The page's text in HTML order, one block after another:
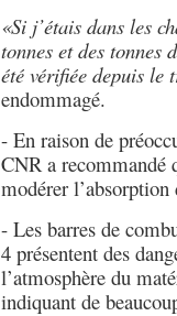
«Si j’étais dans les
tonnes et des tonnes
été vérifiée depuis le
endommagé.
- En raison de
CNR a recommandé
modérer l’absorption
- Les barres de
4 présentent des
l’atmosphère du
indiquant de